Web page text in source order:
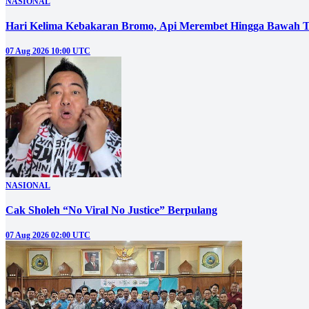
Hari Kelima Kebakaran Bromo, Api Merembet Hingga Bawah
07 Aug 2026 10:00 UTC
NASIONAL
Cak Sholeh “No Viral No Justice” Berpulang
07 Aug 2026 02:00 UTC